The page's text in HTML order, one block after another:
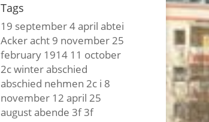
Tags
19 september4 april abtei
Ackeracht 9 november25
february 1914 11 october
2c winterabschied
abschied nehmen 2c i 8
november 12 april 25
augustabende 3f 3f